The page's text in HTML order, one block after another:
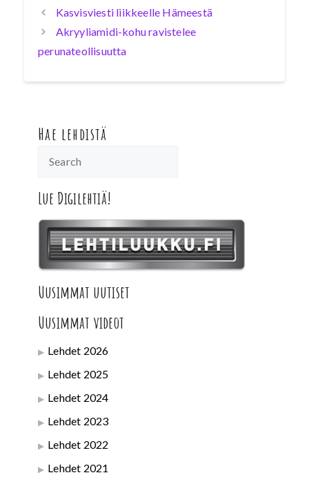
Kasvisviesti liikkeelle Hämeestä
Akryyliamidi-kohu ravistelee
perunateollisuutta
Hae lehdistä
Lue Digilehtiä!
Uusimmat uutiset
Uusimmat videot
Lehdet 2026
Lehdet 2025
Lehdet 2024
Lehdet 2023
Lehdet 2022
Lehdet 2021